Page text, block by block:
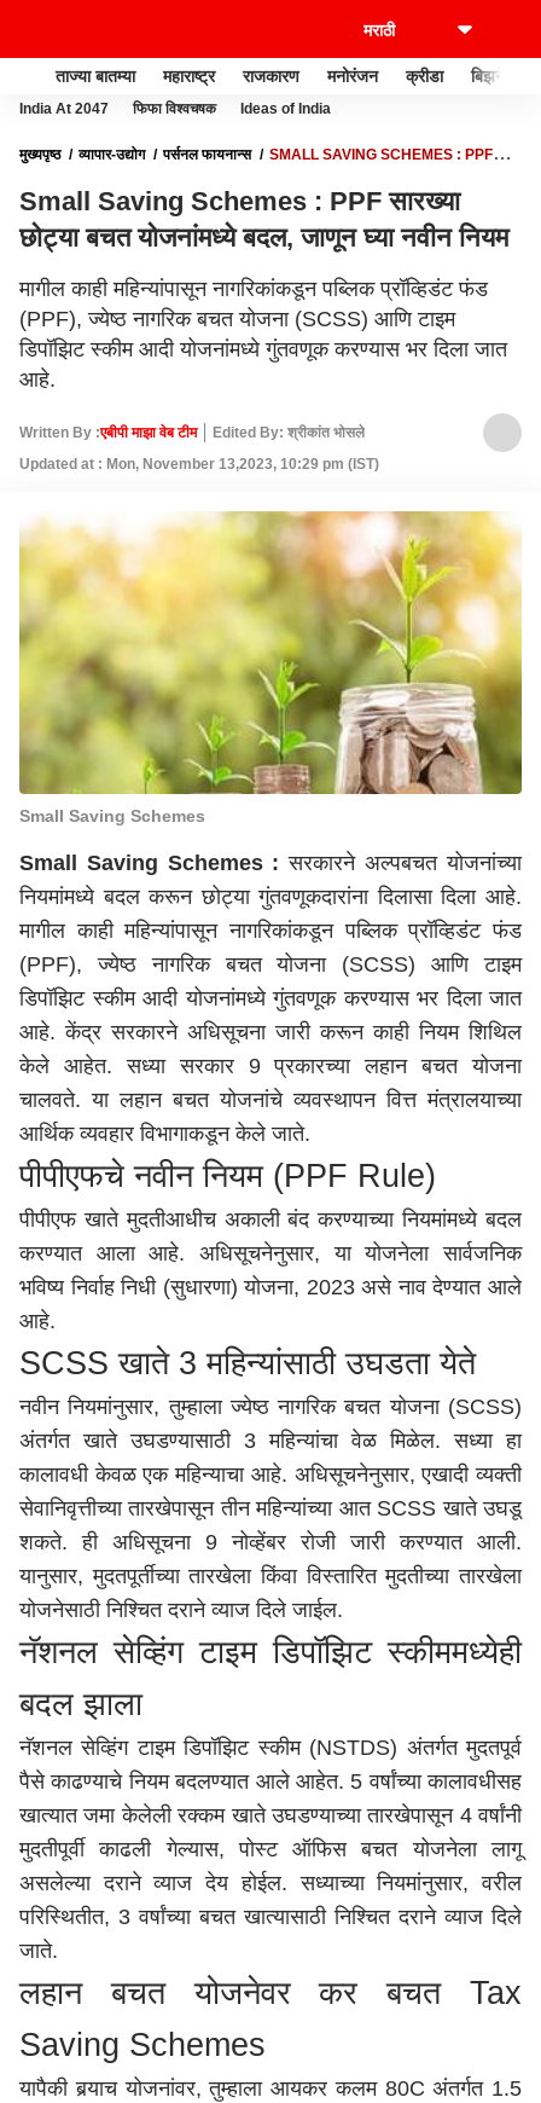
ताज्या बातम्या महाराष्ट्र राजकारण मनोरंजन क्रीडा बिझनेस
India At 2047 फिफा विश्वचषक Ideas of India
मुख्यपृष्ठ व्यापार-उद्योग पर्सनल फायनान्स
SMALL SAVING SCHEMES : PPF
Small Saving Schemes : PPF सारख्या
छोट्या बचत योजनांमध्ये बदल, जाणून घ्या नवीन नियम
मागील काही महिन्यांपासून नागरिकांकडून पब्लिक प्रॉव्हिडंट फंड
(PPF), ज्येष्ठ नागरिक बचत योजना (SCSS) आणि टाइम
डिपॉझिट स्कीम आदी योजनांमध्ये गुंतवणूक करण्यास भर दिला जात
आहे.
Written By :एबीपी माझा वेब टीम
Edited By: श्रीकांत भोसले
Updated at : Mon, November 13,2023, 10:29 pm (IST)
Small Saving Schemes
Small Saving Schemes : सरकारने अल्पबचत योजनांच्या
नियमांमध्ये बदल करून छोट्या गुंतवणूकदारांना दिलासा दिला आहे.
मागील काही महिन्यांपासून नागरिकांकडून पब्लिक प्रॉव्हिडंट फंड
(PPF), ज्येष्ठ नागरिक बचत योजना (SCSS) आणि टाइम
डिपॉझिट स्कीम आदी योजनांमध्ये गुंतवणूक करण्यास भर दिला जात
आहे. केंद्र सरकारने अधिसूचना जारी करून काही नियम शिथिल
केले आहेत. सध्या सरकार 9 प्रकारच्या लहान बचत योजना
चालवते. या लहान बचत योजनांचे व्यवस्थापन वित्त मंत्रालयाच्या
आर्थिक व्यवहार विभागाकडून केले जाते.
पीपीएफचे नवीन नियम (PPF Rule)
पीपीएफ खाते मुदतीआधीच अकाली बंद करण्याच्या नियमांमध्ये बदल
करण्यात आला आहे. अधिसूचनेनुसार, या योजनेला सार्वजनिक
भविष्य निर्वाह निधी (सुधारणा) योजना, 2023 असे नाव देण्यात आले
आहे.
SCSS खाते 3 महिन्यांसाठी उघडता येते
नवीन नियमांनुसार, तुम्हाला ज्येष्ठ नागरिक बचत योजना (SCSS)
अंतर्गत खाते उघडण्यासाठी 3 महिन्यांचा वेळ मिळेल. सध्या हा
कालावधी केवळ एक महिन्याचा आहे. अधिसूचनेनुसार, एखादी व्यक्ती
सेवानिवृत्तीच्या तारखेपासून तीन महिन्यांच्या आत SCSS खाते उघडू
शकते. ही अधिसूचना 9 नोव्हेंबर रोजी जारी करण्यात आली.
यानुसार, मुदतपूर्तीच्या तारखेला किंवा विस्तारित मुदतीच्या तारखेला
योजनेसाठी निश्चित दराने व्याज दिले जाईल.
नॅशनल सेव्हिंग टाइम डिपॉझिट स्कीममध्येही
बदल झाला
नॅशनल सेव्हिंग टाइम डिपॉझिट स्कीम (NSTDS) अंतर्गत मुदतपूर्व
पैसे काढण्याचे नियम बदलण्यात आले आहेत. 5 वर्षांच्या कालावधीसह
खात्यात जमा केलेली रक्कम खाते उघडण्याच्या तारखेपासून 4 वर्षांनी
मुदतीपूर्वी काढली गेल्यास, पोस्ट ऑफिस बचत योजनेला लागू
असलेल्या दराने व्याज देय होईल. सध्याच्या नियमांनुसार, वरील
परिस्थितीत, 3 वर्षांच्या बचत खात्यासाठी निश्चित दराने व्याज दिले
जाते.
लहान बचत योजनेवर कर बचत Tax
Saving Schemes
यापैकी बर्‍याच योजनांवर, तुम्हाला आयकर कलम 80C अंतर्गत 1.5